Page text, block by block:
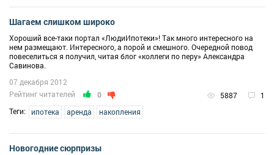
Шагаем слишком широко
Хороший все-таки портал «ЛюдиИпотеки»! Так много интересного на
нем размещают. Интересного, а порой и смешного. Очередной повод
повеселиться я получил, читая блог «коллеги по перу» Александра
Савинова.
Рейтинг читателей 0 5887 1
07 декабря 2012
Теги: ипотека аренда накопления
Новогодние сюрпризы